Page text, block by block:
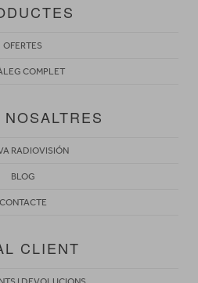
OFERTES
COMPLET
RADIOVISIÓN
BLOG
CONTACTE
CLIENT